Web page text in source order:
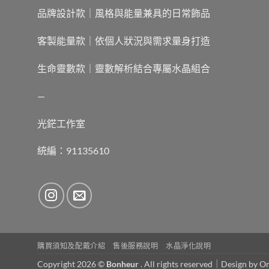
品牌設計款｜風格與能量兼具的日常飾品
客製能量款｜依個人狀況與需求量身打造
生命靈數款｜靈數解析結合專屬水晶組合
—
光鋩工作室
統編：91135610
購買須知及配戴介紹 售後服務說明 水晶淨化說明
Copyright 2026 © Bonheur. All rights reserved｜Design by